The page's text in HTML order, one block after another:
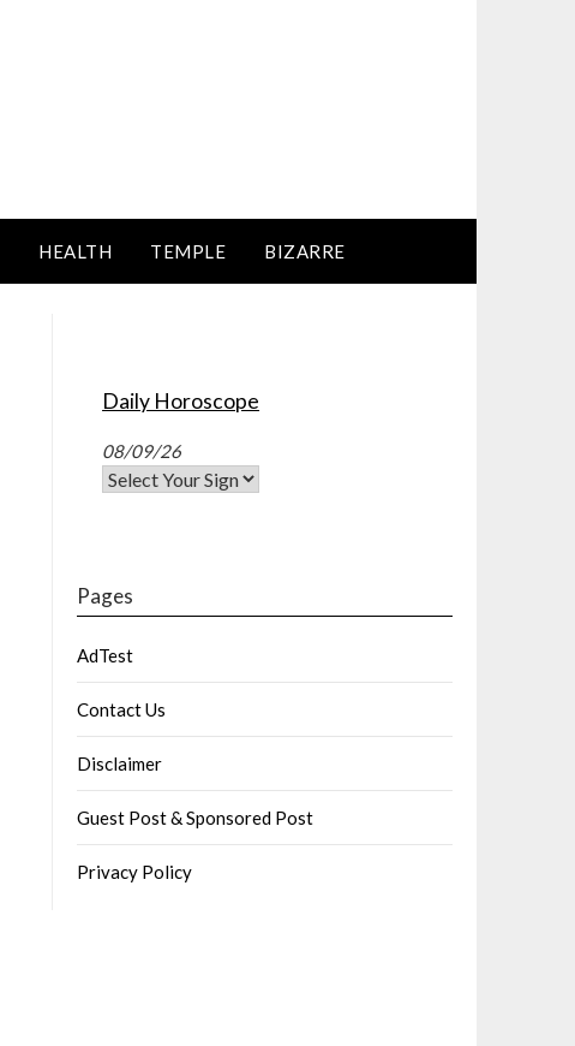
HEALTH TEMPLE BIZARRE
Daily Horoscope
08/09/26
Pages
AdTest
Contact Us
Disclaimer
Guest Post & Sponsored Post
Privacy Policy